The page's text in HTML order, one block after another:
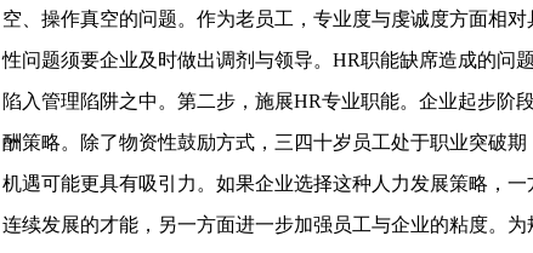
空、操作真空的问题。作为老员工，专业度与虔诚度方面相
性问题须要企业及时做出调剂与领导。HR职能缺席造成的问
陷入管理陷阱之中。第二步，施展HR专业职能。企业起步阶
酬策略。除了物资性鼓励方式，三四十岁员工处于职业突破
机遇可能更具有吸引力。如果企业选择这种人力发展策略，
连续发展的才能，另一方面进一步加强员工与企业的粘度。为